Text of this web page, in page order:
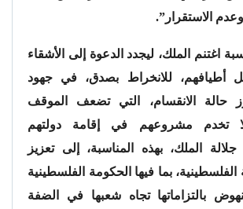
الاستقرار”.
اغتنم الملك، ليجدد الدعوة إلى الأشقاء
أطيافهم، للانخراط بصدق، في جهود
حالة الانقسام، التي تضعف الموقف
تخدم مشروعهم في إقامة دولتهم
الملك، بهذه المناسبة، إلى تعزيز
بما فيها الحكومة الفلسطينية
بالتزاماتها تجاه شعبها في الضفة